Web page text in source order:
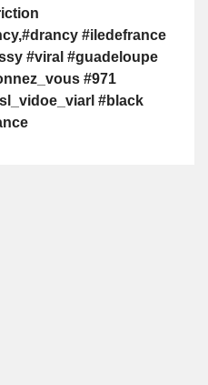
#iledefrance
#viral #guadeloupe
#971
#black